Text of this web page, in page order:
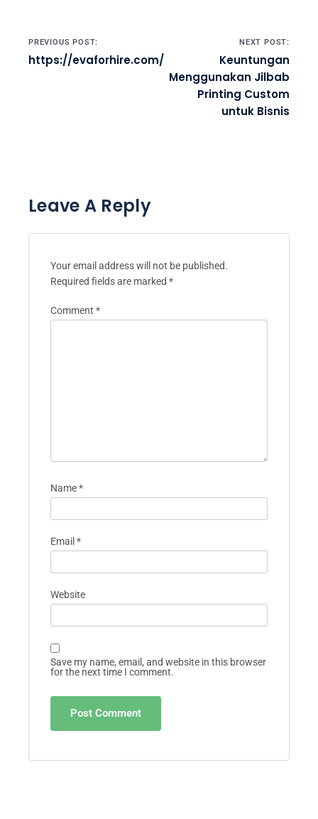
Post navigation
PREVIOUS POST:
https://evaforhire.com/
NEXT POST:
Keuntungan
Menggunakan Jilbab
Printing Custom
untuk Bisnis
Leave A Reply
Your email address will not be published.
Required fields are marked *
Comment *
Name*
Email *
Website
Save my name, email, and website in this browser
for the next time I comment.